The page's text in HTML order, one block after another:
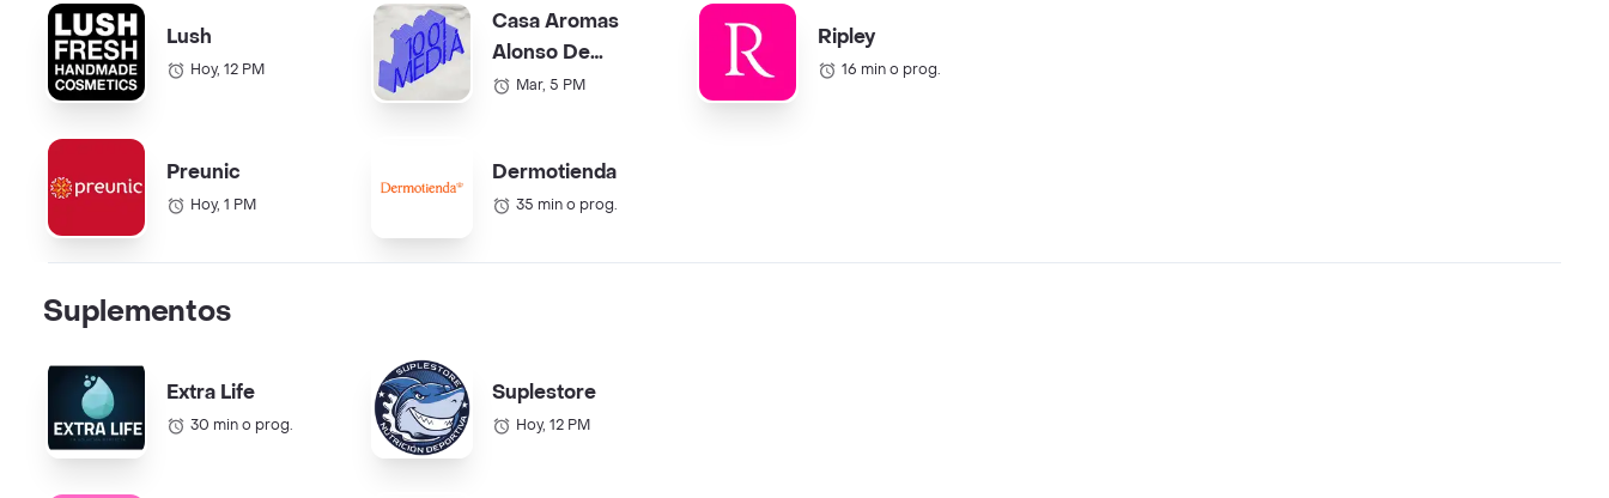
Lush
Hoy, 12 PM
Preunic
Hoy, 1 PM
Casa Aromas
Alonso De
Cordova
Mar, 5 PM
Dermotienda
35 min o prog.
Ripley
16 min o prog.
Suplementos
Extra Life
30 min o prog.
Suplestore
Hoy, 12 PM